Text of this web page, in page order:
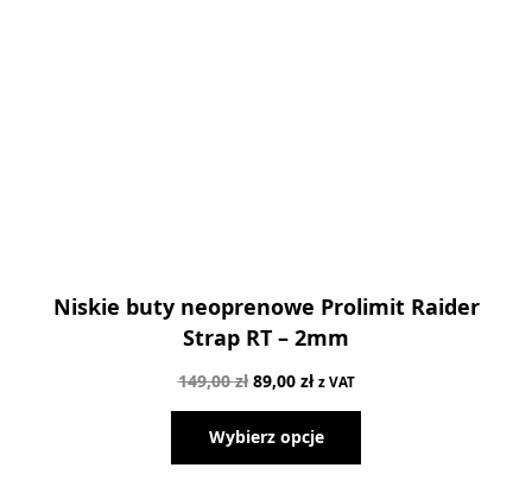
Niskie buty neoprenowe Prolimit Raider
Strap RT – 2mm
149,00zł Pierwotna
cena
wynosiła:
89,00 złAktualna
cena
wynosi:
z VAT
Wybierz opcje